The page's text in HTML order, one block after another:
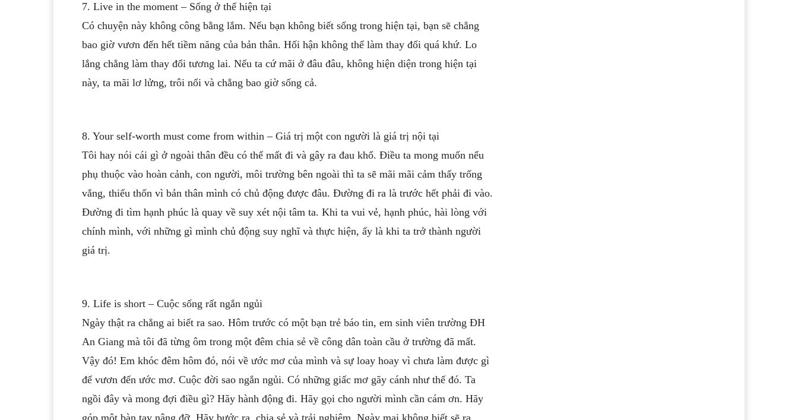
7. Live in the moment – Sống ở thể hiện tại
Có chuyện này không công bằng lắm. Nếu bạn không biết sống trong hiện tại, bạn sẽ chẳng
bao giờ vươn đến hết tiềm năng của bản thân. Hối hận không thể làm thay đổi quá khứ. Lo
lắng chẳng làm thay đổi tương lai. Nếu ta cứ mãi ở đâu đâu, không hiện diện trong hiện tại
này, ta mãi lơ lửng, trôi nổi và chẳng bao giờ sống cả.
8. Your self-worth must come from within – Giá trị một con người là giá trị nội tại
Tôi hay nói cái gì ở ngoài thân đều có thể mất đi và gây ra đau khổ. Điều ta mong muốn nếu
phụ thuộc vào hoàn cảnh, con người, môi trường bên ngoài thì ta sẽ mãi mãi cảm thấy trống
vắng, thiếu thốn vì bản thân mình có chủ động được đâu. Đường đi ra là trước hết phải đi vào.
Đường đi tìm hạnh phúc là quay về suy xét nội tâm ta. Khi ta vui vẻ, hạnh phúc, hài lòng với
chính mình, với những gì mình chủ động suy nghĩ và thực hiện, ấy là khi ta trở thành người
giá trị.
9. Life is short – Cuộc sống rất ngắn ngủi
Ngày thật ra chẳng ai biết ra sao. Hôm trước có một bạn trẻ báo tin, em sinh viên trường ĐH
An Giang mà tôi đã từng ôm trong một đêm chia sẻ về công dân toàn cầu ở trường đã mất.
Vậy đó! Em khóc đêm hôm đó, nói về ước mơ của mình và sự loay hoay vì chưa làm được gì
để vươn đến ước mơ. Cuộc đời sao ngắn ngủi. Có những giấc mơ gãy cánh như thế đó. Ta
ngồi đây và mong đợi điều gì? Hãy hành động đi. Hãy gọi cho người mình cần cám ơn. Hãy